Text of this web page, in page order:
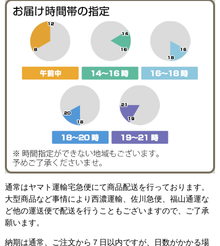
通常はヤマト運輸宅急便にて商品配送を行っております。
大型商品など事情により西濃運輸、佐川急便、福山通運な
ど他の運送便で配送を行うこともございますので、ご了承
願います。
納期は通常、ご注文から７日以内ですが、日数がかかる場